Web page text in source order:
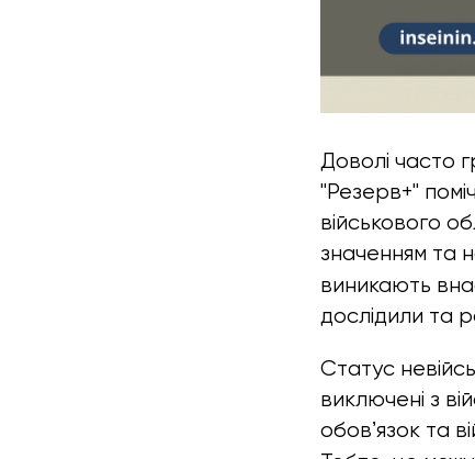
Доволі часто
"Резерв+"
військового
значенням та
виникають
дослідили та
Статус
виключені з
обовʼязок та